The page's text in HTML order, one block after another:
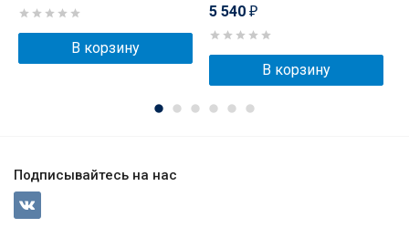
В корзину
5 540 ₽
В корзину
Подписывайтесь на нас